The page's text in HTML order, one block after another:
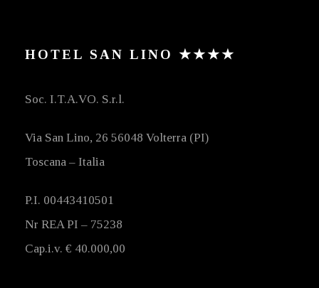
HOTEL SAN LINO ★★★★
Soc. I.T.A.VO. S.r.l.
Via San Lino, 26 56048 Volterra (PI)
Toscana – Italia
P.I. 00443410501
Nr REA PI – 75238
Cap.i.v. € 40.000,00